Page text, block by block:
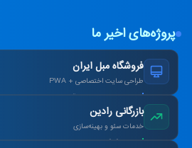
پروژه‌های اخیر ما
فروشگاه مبل ایران
طراحی سایت اختصاصی + PWA
بازرگانی رادین
خدمات سئو و بهینه‌سازی